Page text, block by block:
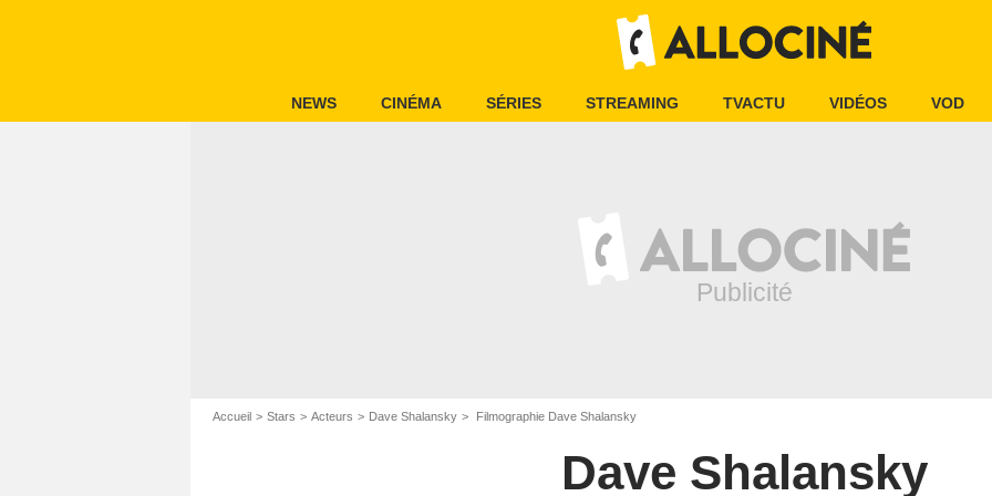
NEWS CINÉMA SÉRIES STREAMING TVACTU VIDÉOS VOD
Accueil Stars Acteurs Dave Shalansky Filmographie Dave Shalansky
Dave Shalansky